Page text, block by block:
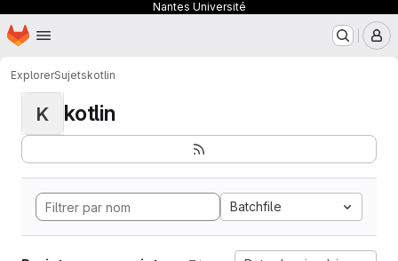
Nantes Université
Passer au contenu principal
Page d'accueil
ExplorerSujetskotlin
K kotlin
Batchfile